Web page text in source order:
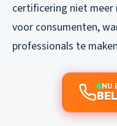
certificering niet meer
voor consumenten,
professionals te
NU